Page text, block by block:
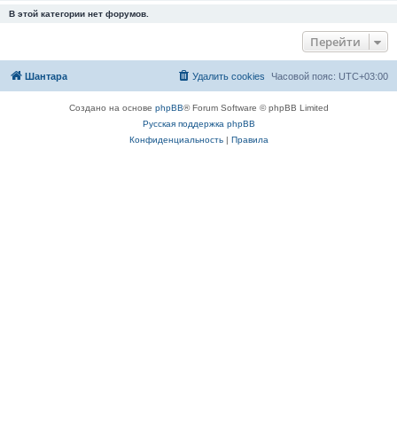
В этой категории нет форумов.
Перейти
Шантара Часовой пояс: UTC+03:00
Удалить cookies
Создано на основе phpBB® Forum Software © phpBB Limited
Русская поддержка phpBB
Конфиденциальность| Правила